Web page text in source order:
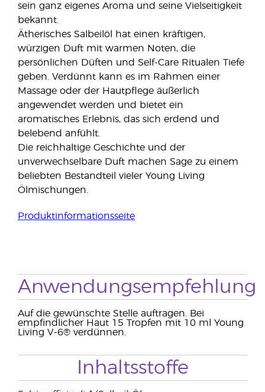
sein ganz eigenes Aroma und seine Vielseitigkeit
bekannt.
Ätherisches Salbeilöl hat einen kräftigen,
würzigen Duft mit warmen Noten, die
persönlichen Düften und Self-Care Ritualen Tiefe
geben. Verdünnt kann es im Rahmen einer
Massage oder der Hautpflege äußerlich
angewendet werden und bietet ein
aromatisches Erlebnis, das sich erdend und
belebend anfühlt.
Die reichhaltige Geschichte und der
unverwechselbare Duft machen Sage zu einem
beliebten Bestandteil vieler Young Living
Ölmischungen.
Produktinformationsseite
Anwendungsempfehlung
Auf die gewünschte Stelle auftragen. Bei
empfindlicher Haut 15 Tropfen mit 10 ml Young
Living V-6® verdünnen.
Inhaltsstoffe